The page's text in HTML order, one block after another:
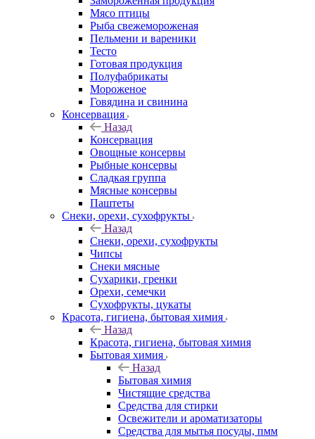
Мясо птицы
Рыба свежемороженая
Пельмени и вареники
Тесто
Готовая продукция
Полуфабрикаты
Мороженое
Говядина и свинина
Консервация
Назад
Консервация
Овощные консервы
Рыбные консервы
Сладкая группа
Мясные консервы
Паштеты
Снеки, орехи, сухофрукты
Назад
Снеки, орехи, сухофрукты
Чипсы
Снеки мясные
Сухарики, гренки
Орехи, семечки
Сухофрукты, цукаты
Красота, гигиена, бытовая химия
Назад
Красота, гигиена, бытовая химия
Бытовая химия
Назад
Бытовая химия
Чистящие средства
Средства для стирки
Освежители и ароматизаторы
Средства для мытья посуды, пмм